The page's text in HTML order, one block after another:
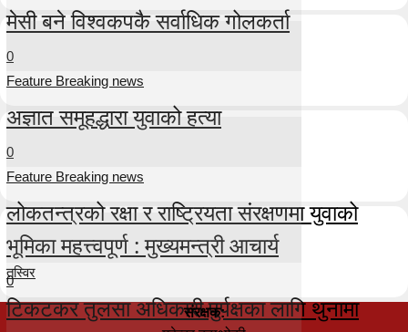
मेसी बने विश्वकपकै सर्वाधिक गोलकर्ता
0
Feature Breaking news
अज्ञात समूहद्धारा युवाको हत्या
0
Feature Breaking news
लोकतन्त्रको रक्षा र राष्ट्रियता संरक्षणमा युवाको
भूमिका महत्त्वपूर्ण : मुख्यमन्त्री आचार्य
0
तस्विर
टिकटकर तुलसा अधिकारी पुर्पक्षका लागि थुनामा
संरक्षक: